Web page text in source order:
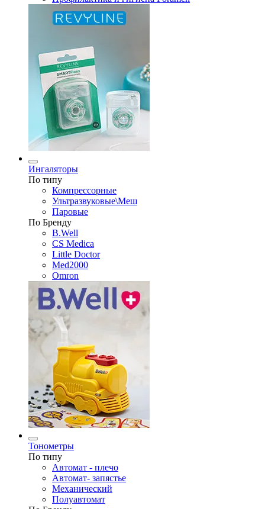
Ингаляторы
По типу
Компрессорные
Ультразвуковые\Меш
Паровые
По Бренду
B.Well
CS Medica
Little Doctor
Med2000
Omron
Тонометры
По типу
Автомат - плечо
Автомат- запястье
Механический
Полуавтомат